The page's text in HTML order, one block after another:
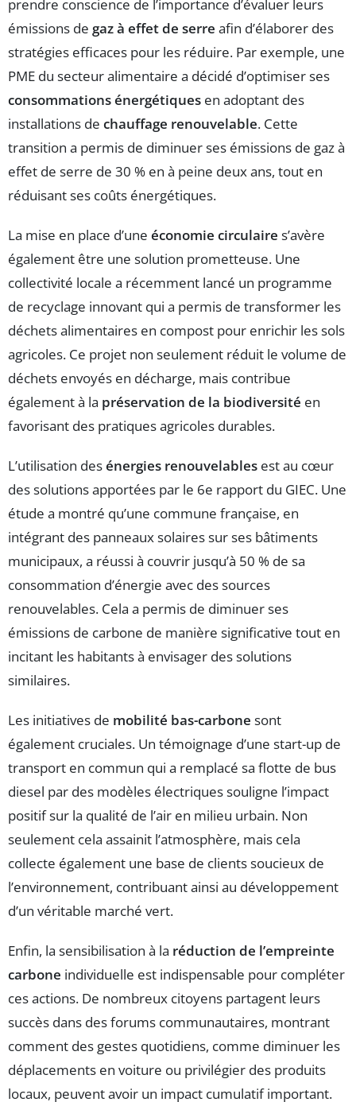
prendre conscience de l’importance d’évaluer leurs
émissions de gaz à effet de serre afin d’élaborer des
stratégies efficaces pour les réduire. Par exemple, une
PME du secteur alimentaire a décidé d’optimiser ses
consommations énergétiques en adoptant des
installations de chauffage renouvelable. Cette
transition a permis de diminuer ses émissions de gaz à
effet de serre de 30 % en à peine deux ans, tout en
réduisant ses coûts énergétiques.
La mise en place d’une économie circulaire s’avère
également être une solution prometteuse. Une
collectivité locale a récemment lancé un programme
de recyclage innovant qui a permis de transformer les
déchets alimentaires en compost pour enrichir les sols
agricoles. Ce projet non seulement réduit le volume de
déchets envoyés en décharge, mais contribue
également à la préservation de la biodiversité en
favorisant des pratiques agricoles durables.
L’utilisation desénergies renouvelables est au cœur
des solutions apportées par le 6e rapport du GIEC. Une
étude a montré qu’une commune française, en
intégrant des panneaux solaires sur ses bâtiments
municipaux, a réussi à couvrir jusqu’à 50 % de sa
consommation d’énergie avec des sources
renouvelables. Cela a permis de diminuer ses
émissions de carbone de manière significative tout en
incitant les habitants à envisager des solutions
similaires.
Les initiatives de mobilité bas-carbone sont
également cruciales. Un témoignage d’une start-up de
transport en commun qui a remplacé sa flotte de bus
diesel par des modèles électriques souligne l’impact
positif sur la qualité de l’air en milieu urbain. Non
seulement cela assainit l’atmosphère, mais cela
collecte également une base de clients soucieux de
l’environnement, contribuant ainsi au développement
d’un véritable marché vert.
Enfin, la sensibilisation à la réduction de l’empreinte
carbone individuelle est indispensable pour compléter
ces actions. De nombreux citoyens partagent leurs
succès dans des forums communautaires, montrant
comment des gestes quotidiens, comme diminuer les
déplacements en voiture ou privilégier des produits
locaux, peuvent avoir un impact cumulatif important.